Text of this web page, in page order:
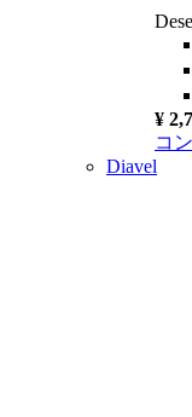
¥
コ
Diavel